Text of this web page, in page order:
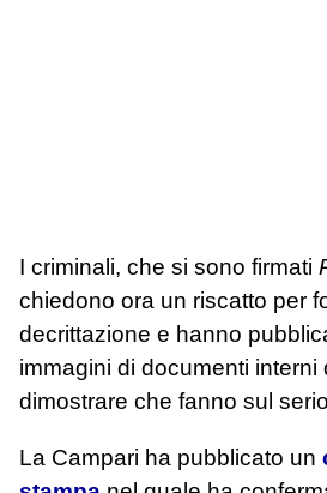
I criminali, che si sono firmati
chiedono ora un riscatto per
decrittazione e hanno
immagini di documenti interni
dimostrare che fanno sul
La Campari ha pubblicato un